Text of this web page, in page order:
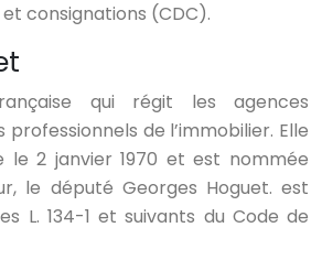
consignations (CDC).
qui régit les agences
de l’immobilier. Elle
le 2 janvier 1970 et est nommée
le député Georges Hoguet. est
L. 134-1 et suivants du Code de